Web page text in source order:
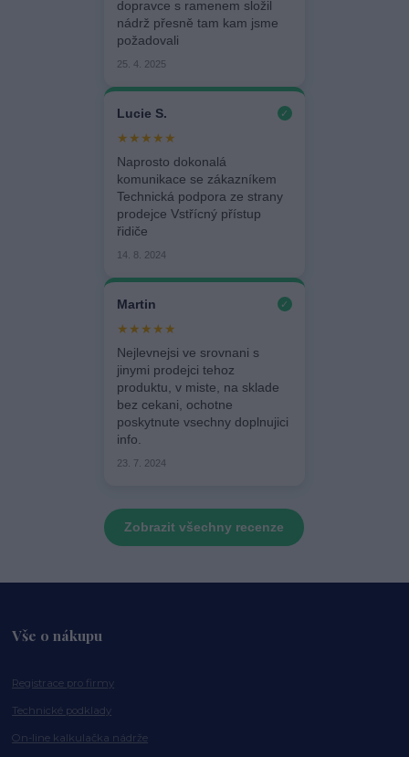
dopravce s ramenem složil
nádrž přesně tam kam jsme
požadovali
25. 4. 2025
Lucie S. ✓
★★★★★
Naprosto dokonalá
komunikace se zákazníkem
Technická podpora ze strany
prodejce Vstřícný přístup
řidiče
14. 8. 2024
Martin ✓
★★★★★
Nejlevnejsi ve srovnani s
jinymi prodejci tehoz
produktu, v miste, na sklade
bez cekani, ochotne
poskytnute vsechny doplnujici
info.
23. 7. 2024
Zobrazit všechny recenze
Vše o nákupu
Registrace pro firmy
Technické podklady
On-line kalkulačka nádrže